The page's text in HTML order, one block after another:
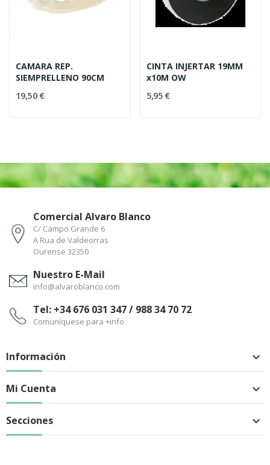
CAMARA REP.
SIEMPRELLENO 90CM
19,50 €
CINTA INJERTAR 19MM
x10M OW
5,95 €
Comercial Alvaro Blanco
C/ Campo Grande 6
A Rua de Valdeorras
Ourense 32350
Nuestro E-Mail
info@alvaroblanco.com
Tel: +34 676 031 347 / 988 34 70 72
Comuníquese para +info
Información 
Mi Cuenta 
Secciones 